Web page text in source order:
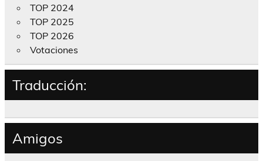
TOP 2024
TOP 2025
TOP 2026
Votaciones
Traducción:
Amigos